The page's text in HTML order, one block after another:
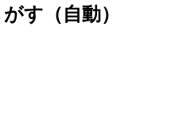
す（自動）